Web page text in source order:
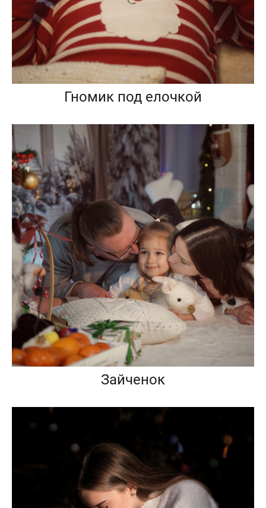
Гномик под елочкой
Зайченок